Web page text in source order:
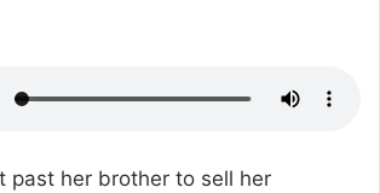
past her brother to sell her